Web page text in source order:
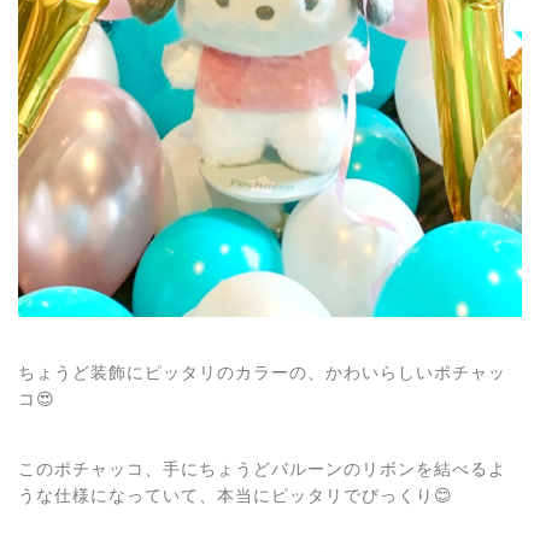
ちょうど装飾にピッタリのカラーの、かわいらしいポチャッ
コ😍
このポチャッコ、手にちょうどバルーンのリボンを結べるよ
うな仕様になっていて、本当にピッタリでびっくり😊